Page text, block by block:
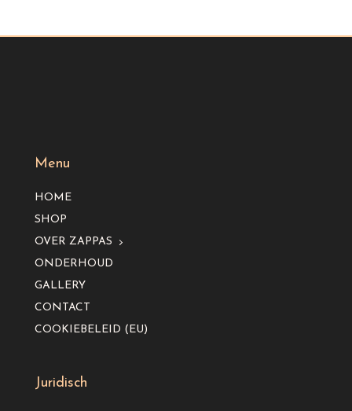
Menu
HOME
SHOP
OVER ZAPPAS
ONDERHOUD
GALLERY
CONTACT
COOKIEBELEID (EU)
Juridisch